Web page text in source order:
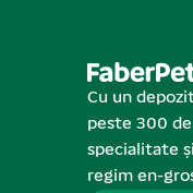
Cu un
peste 300
specialitate
regim en-